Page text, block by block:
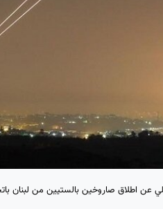
عن اطلاق صاروخين بالستيين من لبنان